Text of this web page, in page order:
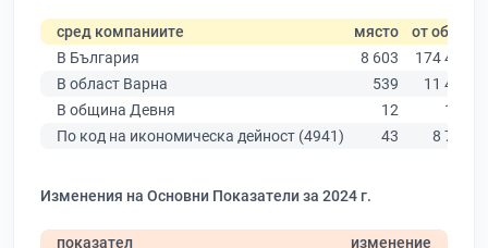
сред компаниите място от общо
В България
8 603
174 403
В област Варна
539
11 437
В община Девня
12
140
По код на икономическа дейност (4941)
43 8 756
Изменения на Основни Показатели за 2024 г.
показател
изменение